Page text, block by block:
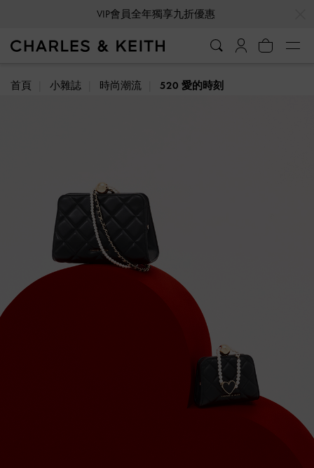
VIP會員全年獨享九折優惠
消費滿HK$350即享 免費標準運送
首頁 小雜誌 時尚潮流 520 愛的時刻